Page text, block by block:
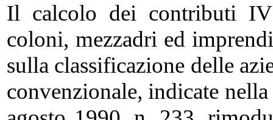
Il calcolo dei contributi
coloni, mezzadri ed
sulla classificazione delle
convenzionale, indicate